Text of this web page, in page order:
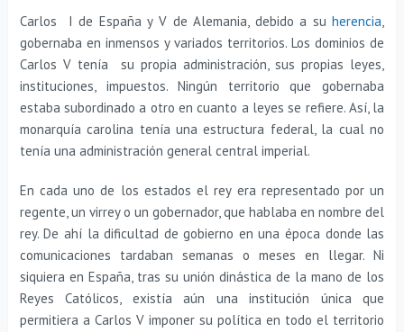
Carlos I de España y V de Alemania, debido a suherencia,
gobernaba en inmensos y variados territorios. Los dominios de
Carlos V tenía su propia administración, sus propias leyes,
instituciones, impuestos. Ningún territorio que gobernaba
estaba subordinado a otro en cuanto a leyes se refiere. Así, la
monarquía carolina tenía una estructura federal, la cual no
tenía una administración general central imperial.
En cada uno de los estados el rey era representado por un
regente, un virrey o un gobernador, que hablaba en nombre del
rey. De ahí la dificultad de gobierno en una época donde las
comunicaciones tardaban semanas o meses en llegar. Ni
siquiera en España, tras su unión dinástica de la mano de los
Reyes Católicos, existía aún una institución única que
permitiera a Carlos V imponer su política en todo el territorio